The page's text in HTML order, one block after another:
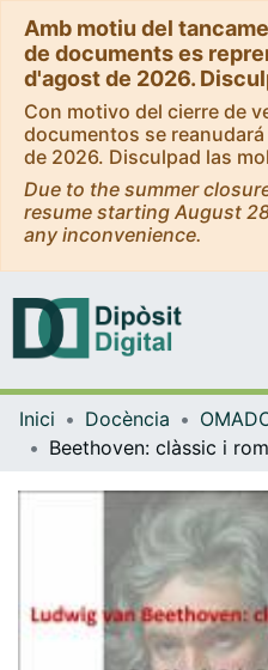
Amb motiu del
de documents es
d'agost de 2026.
Con motivo del cierre de
documentos se
de 2026. Disculpad las
Due to the summer
resume starting August
any inconvenience.
Inici Docència